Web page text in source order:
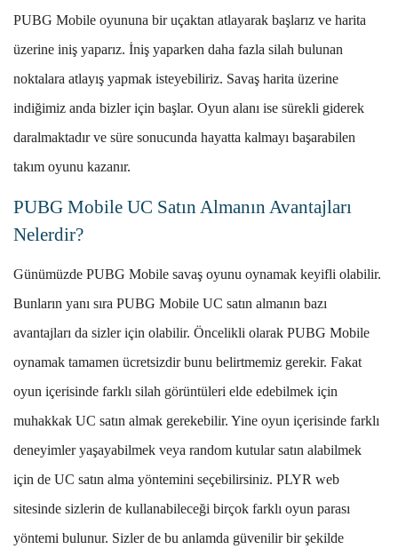
PUBG Mobile oyununa bir uçaktan atlayarak başlarız ve harita
üzerine iniş yaparız. İniş yaparken daha fazla silah bulunan
noktalara atlayış yapmak isteyebiliriz. Savaş harita üzerine
indiğimiz anda bizler için başlar. Oyun alanı ise sürekli giderek
daralmaktadır ve süre sonucunda hayatta kalmayı başarabilen
takım oyunu kazanır.
PUBG Mobile UC Satın Almanın Avantajları
Nelerdir?
Günümüzde PUBG Mobile savaş oyunu oynamak keyifli olabilir.
Bunların yanı sıra PUBG Mobile UC satın almanın bazı
avantajları da sizler için olabilir. Öncelikli olarak PUBG Mobile
oynamak tamamen ücretsizdir bunu belirtmemiz gerekir. Fakat
oyun içerisinde farklı silah görüntüleri elde edebilmek için
muhakkak UC satın almak gerekebilir. Yine oyun içerisinde farklı
deneyimler yaşayabilmek veya random kutular satın alabilmek
için de UC satın alma yöntemini seçebilirsiniz. PLYR web
sitesinde sizlerin de kullanabileceği birçok farklı oyun parası
yöntemi bulunur. Sizler de bu anlamda güvenilir bir şekilde